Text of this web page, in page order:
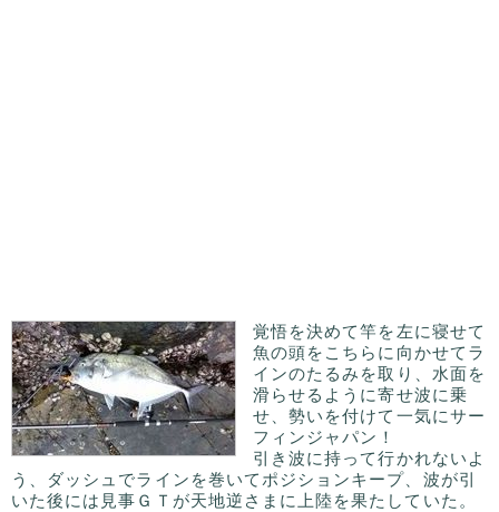
覚悟を決めて竿を左に寝せて
魚の頭をこちらに向かせてラ
インのたるみを取り、水面を
滑らせるように寄せ波に乗
せ、勢いを付けて一気にサー
フィンジャパン！
引き波に持って行かれないよ
う、ダッシュでラインを巻いてポジションキープ、波が引
いた後には見事ＧＴが天地逆さまに上陸を果たしていた。